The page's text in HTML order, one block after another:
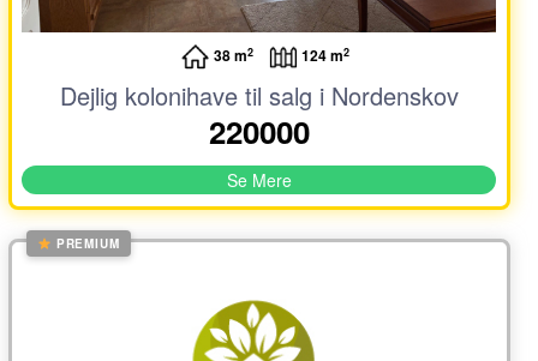
38 m2 124 m2
Dejlig kolonihave til salg i Nordenskov
220000
Se Mere
PREMIUM